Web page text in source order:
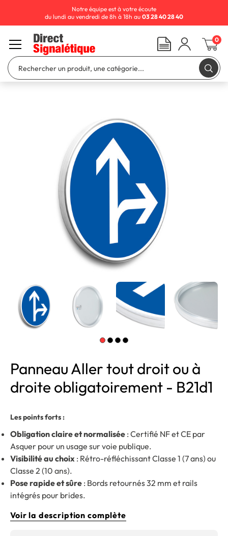
Panneau Aller tout droit ou à
droite obligatoirement - B21d1
Les points forts :
Obligation claire et normalisée : Certifié NF et CE par
Asquer pour un usage sur voie publique.
Visibilité au choix : Rétro-réfléchissant Classe 1 (7 ans) ou
Classe 2 (10 ans).
Pose rapide et sûre : Bords retournés 32 mm et rails
intégrés pour brides.
Voir la description complète
Notre équipe est à votre écoute
du lundi au vendredi de 8h à 18h au 03 28 40 28 40
0